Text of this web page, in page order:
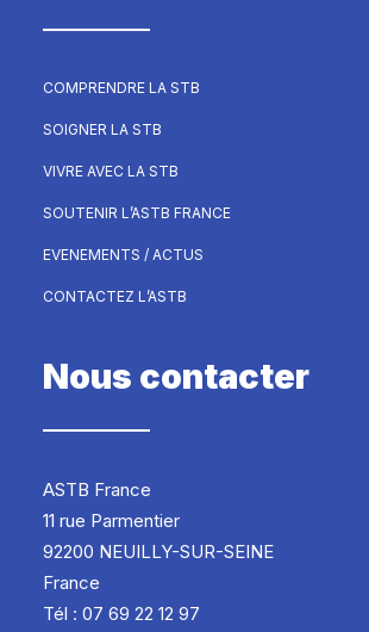
COMPRENDRE LA STB
SOIGNER LA STB
VIVRE AVEC LA STB
SOUTENIR L’ASTB FRANCE
EVENEMENTS / ACTUS
CONTACTEZ L’ASTB
Nous contacter
ASTB France
11 rue Parmentier
92200 NEUILLY-SUR-SEINE
France
Tél : 07 69 22 12 97